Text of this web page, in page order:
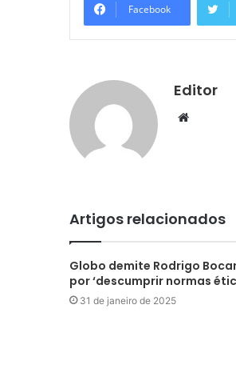
Facebook
Editor
Website
Artigos relacionados
Globo demite Rodrigo
por ‘descumprir normas
31 de janeiro de 2025